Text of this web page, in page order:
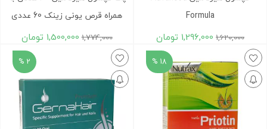
Formula
1,620,000
1,296,000 تومان
همراه قرص یونی زینک 60 عددی
1,774,000
1,500,000 تومان
18 %
2 %